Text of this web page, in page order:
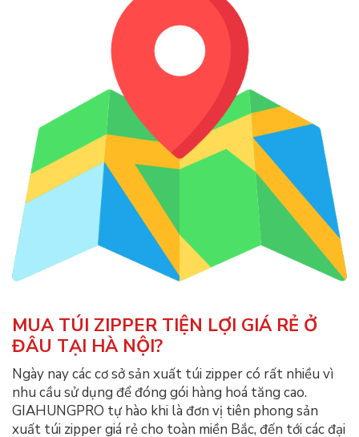
MUA TÚI ZIPPER TIỆN LỢI GIÁ RẺ Ở
ĐÂU TẠI HÀ NỘI?
Ngày nay cáccơ sở sản xuất túi zippercó rất nhiều vì
nhu cầu sử dụng để đóng gói hàng hoá tăng cao.
GIAHUNGPRO tự hào khi là đơn vị tiên phong sản
xuất túi zipper giá rẻ cho toàn miền Bắc, đến tới các đại